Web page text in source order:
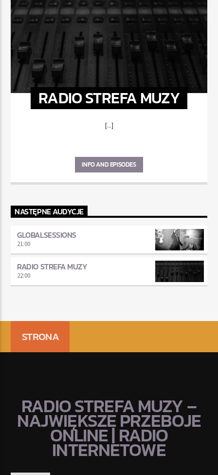
RADIO STREFA MUZY
[...]
INFO AND EPISODES
NASTĘPNE AUDYCJE
GLOBALSESSIONS
21:00
RADIO STREFA MUZY
22:00
STRONA
RADIO STREFA MUZY –
NAJWIĘKSZE PRZEBOJE
ONLINE | RADIO
INTERNETOWE